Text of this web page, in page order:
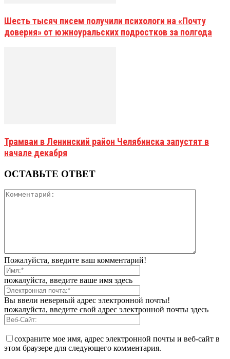
Шесть тысяч писем получили психологи на «Почту
доверия» от южноуральских подростков за полгода
Трамваи в Ленинский район Челябинска запустят в
начале декабря
ОСТАВЬТЕ ОТВЕТ
Пожалуйста, введите ваш комментарий!
пожалуйста, введите ваше имя здесь
Вы ввели неверный адрес электронной почты!
пожалуйста, введите свой адрес электронной почты здесь
сохраните мое имя, адрес электронной почты и веб-сайт в
этом браузере для следующего комментария.